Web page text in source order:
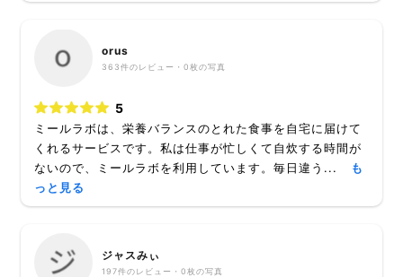
orus
363件のレビュー・ 0枚の写真
5
ミールラボは、栄養バランスのとれた食事を自宅に届けて
くれるサービスです。私は仕事が忙しくて自炊する時間が
ないので、ミールラボを利用しています。毎日違う...
も
っと見る
ジャスみぃ
197件のレビュー・ 0枚の写真